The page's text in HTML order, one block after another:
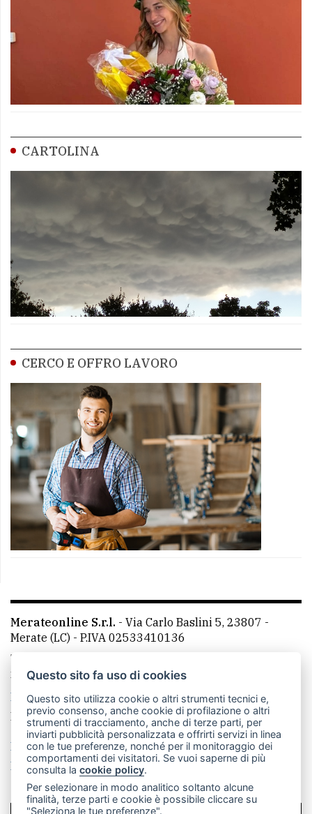
CARTOLINA
CERCO E OFFRO LAVORO
Merateonline S.r.l. - Via Carlo Baslini 5, 23807 -
Merate (LC) - P.IVA 02533410136
Telefono:
mail: redazione@merateonline.it
La redazione
CasateOnline LeccoOnline
RSS
Made by VIP
Privacy policy
Cookie policy
Rivedi le tue scelte sui cookie
Questo sito fa uso di cookies
Questo sito utilizza cookie o altri strumenti tecnici e,
previo consenso, anche cookie di profilazione o altri
strumenti di tracciamento, anche di terze parti, per
inviarti pubblicità personalizzata e offrirti servizi in linea
con le tue preferenze, nonché per il monitoraggio dei
comportamenti dei visitatori. Se vuoi saperne di più
consulta lacookie policy.
Per selezionare in modo analitico soltanto alcune
finalità, terze parti e cookie è possibile cliccare su
"Seleziona le tue preferenze".